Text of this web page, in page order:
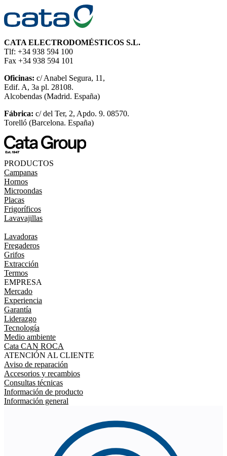
CATA ELECTRODOMÉSTICOS S.L.
Tlf: +34 938 594 100
Fax +34 938 594 101
Oficinas: c/ Anabel Segura, 11,
Edif. A, 3a pl. 28108.
Alcobendas (Madrid. España)
Fábrica: c/ del Ter, 2, Apdo. 9. 08570.
Torelló (Barcelona. España)
PRODUCTOS
Campanas
Hornos
Microondas
Placas
Frigoríficos
Lavavajillas
Lavadoras
Fregaderos
Grifos
Extracción
Termos
EMPRESA
Mercado
Experiencia
Garantía
Liderazgo
Tecnología
Medio ambiente
Cata CAN ROCA
ATENCIÓN AL CLIENTE
Aviso de reparación
Accesorios y recambios
Consultas técnicas
Información de producto
Información general